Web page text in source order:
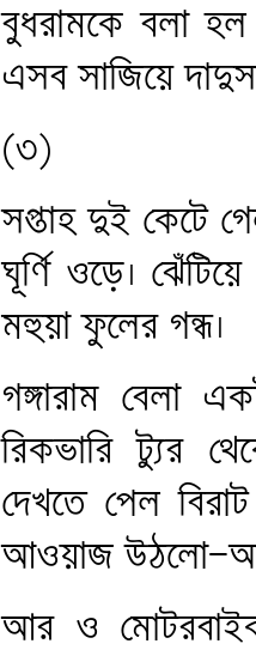
বুধরামকে বলা হল
এসব সাজিয়ে
(৩)
সপ্তাহ দুই কেটে
ঘূর্ণি ওড়ে।
মহুয়া ফুলের গন্ধ।
গঙ্গারাম বেলা
রিকভারি ট্যুর
দেখতে পেল
আওয়াজ
আর ও